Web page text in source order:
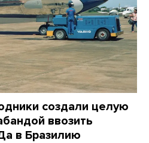
создали целую
ввозить
в Бразилию